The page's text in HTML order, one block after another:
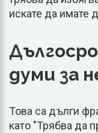
искате да имате
думи за
Това са дълги
като "Трябва да